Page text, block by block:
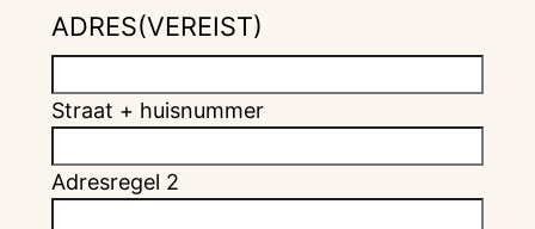
ADRES(VEREIST)
Straat + huisnummer
Adresregel 2